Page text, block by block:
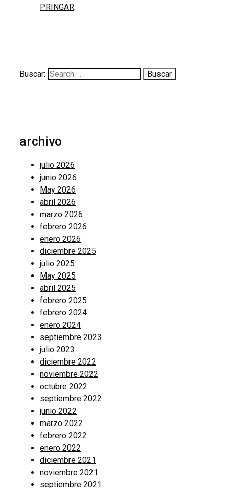
PRINGAR.
Buscar:
archivo
julio 2026
junio 2026
May 2026
abril 2026
marzo 2026
febrero 2026
enero 2026
diciembre 2025
julio 2025
May 2025
abril 2025
febrero 2025
febrero 2024
enero 2024
septiembre 2023
julio 2023
diciembre 2022
noviembre 2022
octubre 2022
septiembre 2022
junio 2022
marzo 2022
febrero 2022
enero 2022
diciembre 2021
noviembre 2021
septiembre 2021